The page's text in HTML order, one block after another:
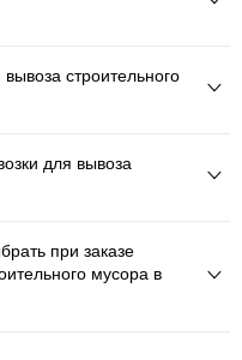
строительного
для вывоза
при заказе
мусора в